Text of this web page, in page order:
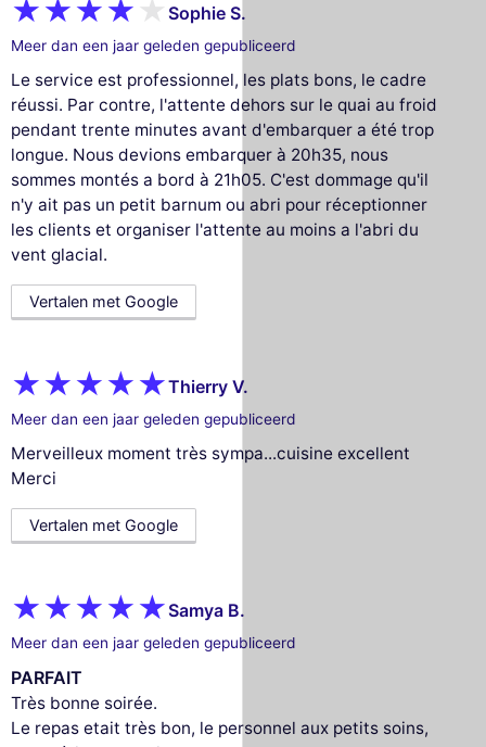
Sophie S.
Meer dan een jaar geleden gepubliceerd
Le service est professionnel, les plats bons, le cadre
réussi. Par contre, l'attente dehors sur le quai au froid
pendant trente minutes avant d'embarquer a été trop
longue. Nous devions embarquer à 20h35, nous
sommes montés a bord à 21h05. C'est dommage qu'il
n'y ait pas un petit barnum ou abri pour réceptionner
les clients et organiser l'attente au moins a l'abri du
vent glacial.
Vertalen met Google
Thierry V.
Meer dan een jaar geleden gepubliceerd
Merveilleux moment très sympa...cuisine excellent
Merci
Vertalen met Google
Samya B.
Meer dan een jaar geleden gepubliceerd
PARFAIT
Très bonne soirée.
Le repas etait très bon, le personnel aux petits soins,